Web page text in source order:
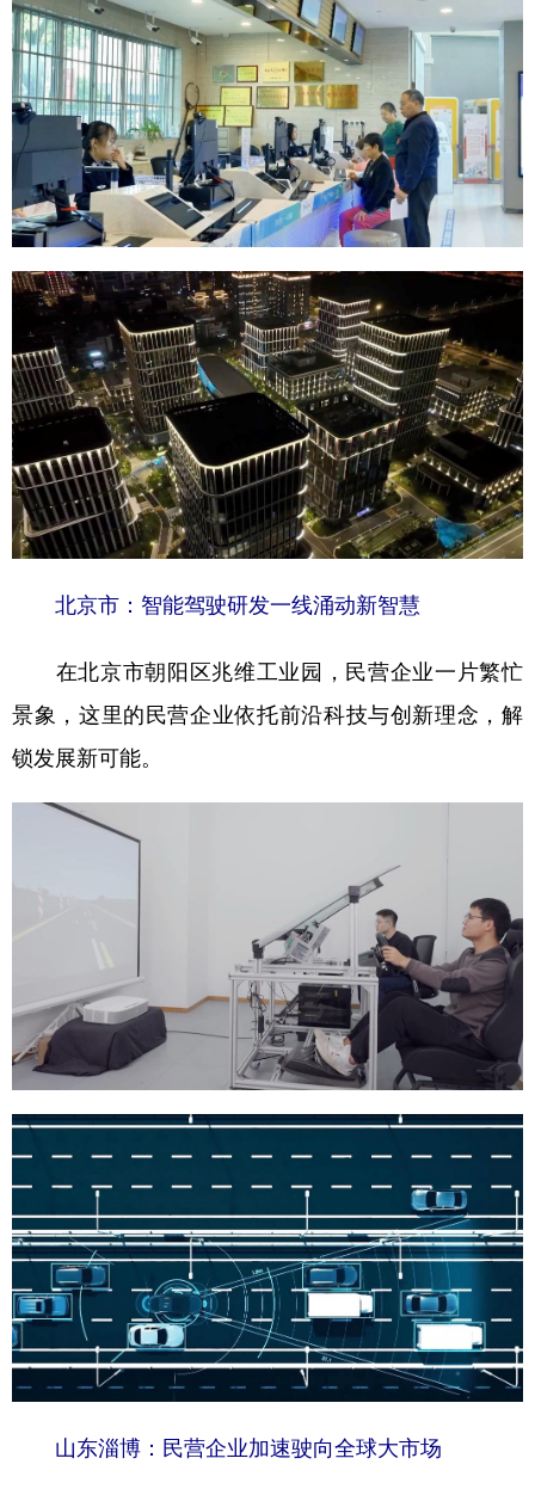
北京 天津 河北 山西
辽宁 吉林 上海
浙江 安徽 福建 江西
山东 河南 湖北 湖南
广东 广西 海南 重庆
四川 贵州
陕西 甘肃 青海 宁夏
新疆 内蒙古 黑龙江
多语种频道
English Español Français عربى
北京市：智能驾驶研发一线涌动新智慧
在北京市朝阳区兆维工业园，民营企业一片繁忙
景象，这里的民营企业依托前沿科技与创新理念，解
锁发展新可能。
山东淄博：民营企业加速驶向全球大市场